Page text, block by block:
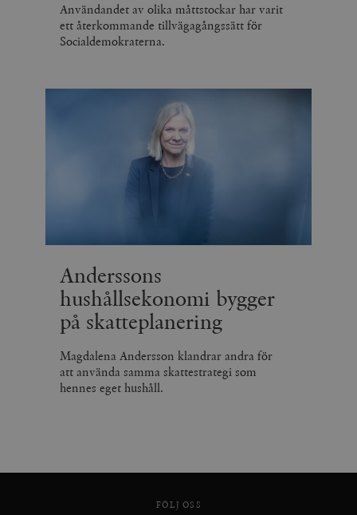
Användandet av olika måttstockar har varit
ett återkommande tillvägagångssätt för
Socialdemokraterna.
Anderssons
hushållsekonomi bygger
på skatteplanering
Magdalena Andersson klandrar andra för
att använda samma skattestrategi som
hennes eget hushåll.
FÖLJ OSS